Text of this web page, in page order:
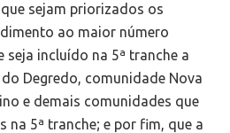
sejam priorizados os
ao maior número
seja incluído na 5ª tranche a
Degredo, comunidade Nova
e demais comunidades que
na 5ª tranche; e por fim, que a